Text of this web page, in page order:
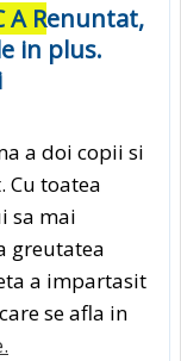
A Renuntat,
in plus.
a doi copii si
Cu toatea
sa mai
greutatea
a impartasit
se afla in